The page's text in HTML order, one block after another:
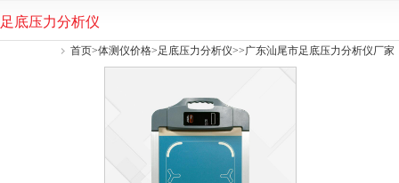
足底压力分析仪
首页>体测仪价格>足底压力分析仪>>广东汕尾市足底压力分析仪厂家